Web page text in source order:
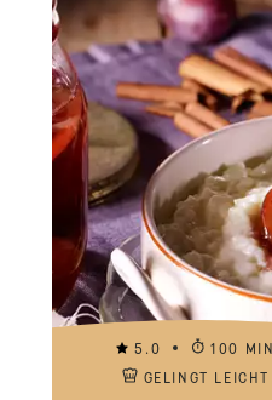
5.0
100 MIN
GELINGT LEICHT